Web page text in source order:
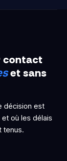
contact
et sans
décision est
où les délais
tenus.